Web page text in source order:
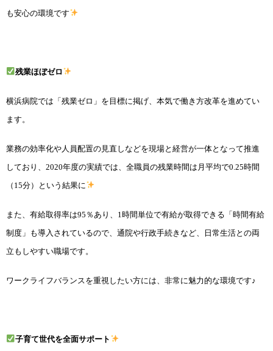
も安心の環境です
残業ほぼゼロ
横浜病院では「残業ゼロ」を目標に掲げ、本気で働き方改革を進めてい
ます。
業務の効率化や人員配置の見直しなどを現場と経営が一体となって推進
しており、2020年度の実績では、全職員の残業時間は月平均で0.25時間
（15分）という結果に
また、有給取得率は95％あり、1時間単位で有給が取得できる「時間有給
制度」も導入されているので、通院や行政手続きなど、日常生活との両
立もしやすい職場です。
ワークライフバランスを重視したい方には、非常に魅力的な環境です♪
子育て世代を全面サポート